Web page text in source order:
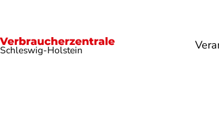
Schleswig-Holstein
Digitales Lebensmittel